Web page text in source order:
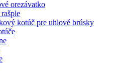
orezávatko
kotúč pre uhlové brúsky